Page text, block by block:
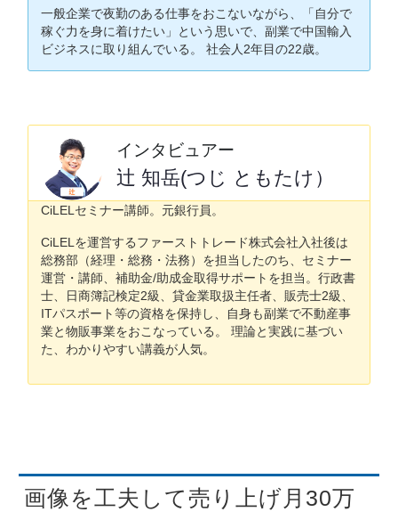
一般企業で夜勤のある仕事をおこないながら、「自分で
稼ぐ力を身に着けたい」という思いで、副業で中国輸入
ビジネスに取り組んでいる。 社会人2年目の22歳。
インタビュアー
辻 知岳(つじ ともたけ）
CiLELセミナー講師。元銀行員。
CiLELを運営するファーストトレード株式会社入社後は
総務部（経理・総務・法務）を担当したのち、セミナー
運営・講師、補助金/助成金取得サポートを担当。行政書
士、日商簿記検定2級、貸金業取扱主任者、販売士2級、
ITパスポート等の資格を保持し、自身も副業で不動産事
業と物販事業をおこなっている。 理論と実践に基づい
た、わかりやすい講義が人気。
画像を工夫して売り上げ月30万